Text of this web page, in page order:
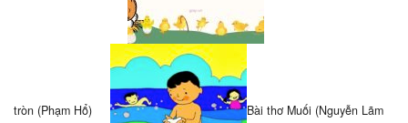
tròn (Phạm Hổ) Bài thơ Muối (Nguyễn Lãm